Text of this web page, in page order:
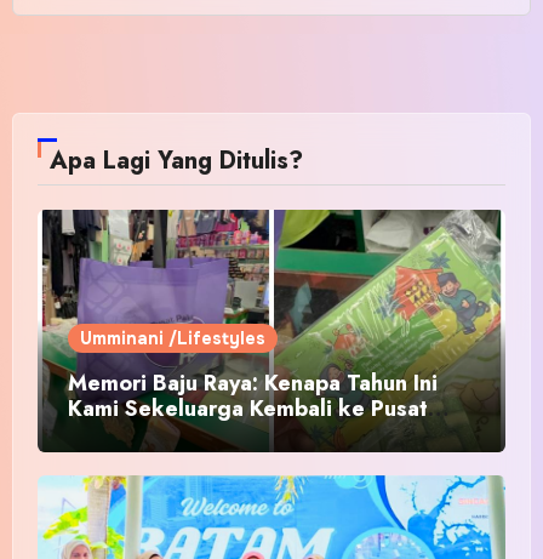
Apa Lagi Yang Ditulis?
Umminani /Lifestyles
Memori Baju Raya: Kenapa Tahun Ini
Kami Sekeluarga Kembali ke Pusat
Pakaian Hari-Hari?